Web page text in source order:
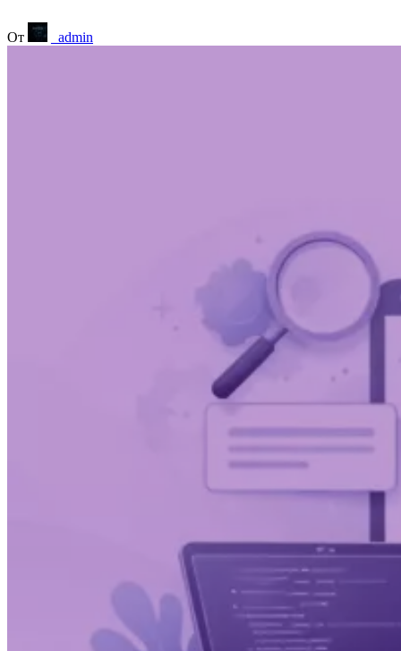
От _admin